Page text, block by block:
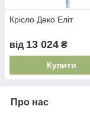
Крісло Деко Еліт
від 13 024 ₴
Купити
Про нас